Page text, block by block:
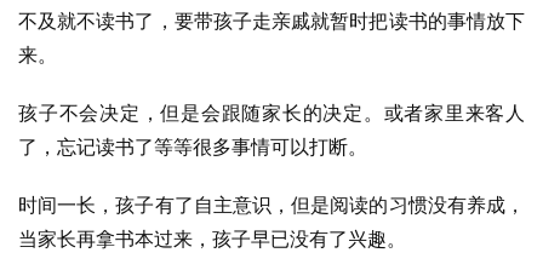
不及就不读书了，要带孩子走亲戚就暂时把读书的事情放下
来。
孩子不会决定，但是会跟随家长的决定。或者家里来客人
了，忘记读书了等等很多事情可以打断。
时间一长，孩子有了自主意识，但是阅读的习惯没有养成，
当家长再拿书本过来，孩子早已没有了兴趣。